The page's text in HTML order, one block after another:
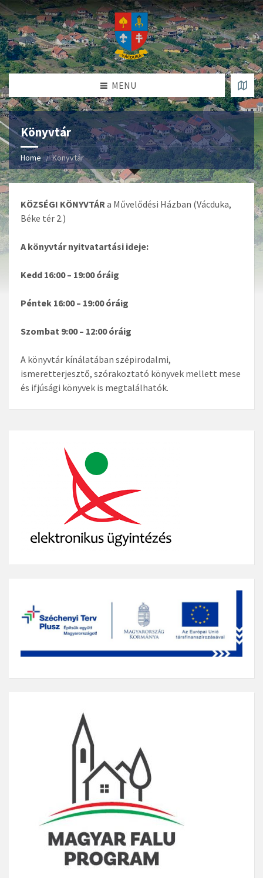
MENU
Könyvtár
Home Könyvtár
KÖZSÉGI KÖNYVTÁR a Művelődési Házban (Vácduka,
Béke tér 2.)
A könyvtár nyitvatartási ideje:
Kedd 16:00 – 19:00 óráig
Péntek 16:00 – 19:00 óráig
Szombat 9:00 – 12:00 óráig
A könyvtár kínálatában szépirodalmi,
ismeretterjesztő, szórakoztató könyvek mellett mese
és ifjúsági könyvek is megtalálhatók.